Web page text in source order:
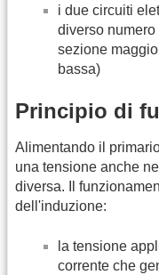
i due circuiti
diverso
sezione
bassa)
Principio di
Alimentando il
una tensione anche
diversa. Il
dell'induzione:
la tensione
corrente che